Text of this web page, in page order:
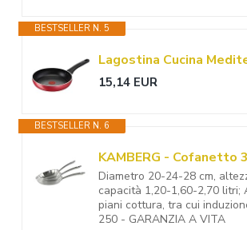
BESTSELLER N. 5
15,14 EUR
BESTSELLER N. 6
Diametro 20-24-28 cm,
capacità 1,20-1,60-2,70 litri;
piani cottura, tra cui
250 - GARANZIA A VITA